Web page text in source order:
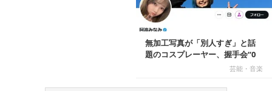
無加工写真が「別人すぎ」と話
題のコスプレーヤー、握手会“0
芸能・音楽